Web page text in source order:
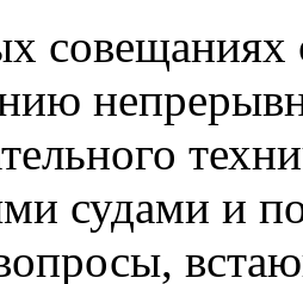
судами и